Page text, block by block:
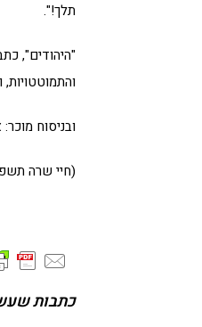
תלך!".
"היהודים",
ובניסוח
(חיי שרה
כתבות